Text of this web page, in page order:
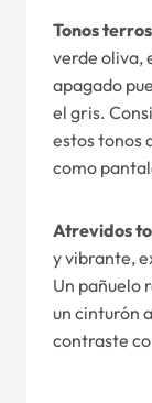
Tonos
verde oliva,
apagado
el gris.
estos tonos
como
Atrevidos
y vibrante,
Un pañuelo
un cinturón
contraste